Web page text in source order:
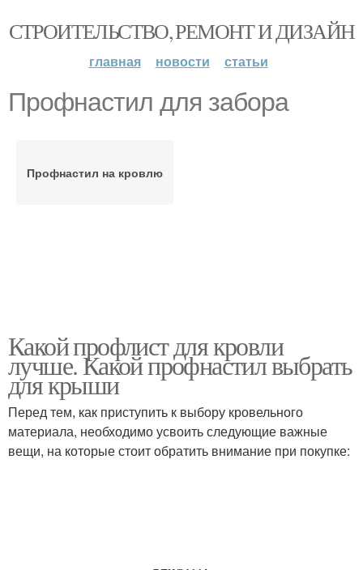
СТРОИТЕЛЬСТВО, РЕМОНТ И ДИЗАЙН
главная новости статьи
Профнастил для забора
Профнастил на кровлю
Какой профлист для кровли
лучше. Какой профнастил выбрать
для крыши
Перед тем, как приступить к выбору кровельного
материала, необходимо усвоить следующие важные
вещи, на которые стоит обратить внимание при покупке: